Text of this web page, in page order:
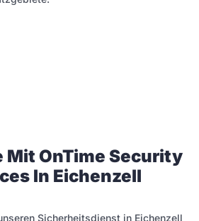
Mit OnTime Security
In Eichenzell
Sicherheitsdienst in Eichenzell